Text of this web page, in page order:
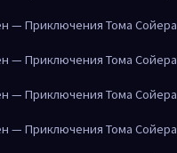
— Приключения Тома Сойера
— Приключения Тома Сойера
— Приключения Тома Сойера
— Приключения Тома Сойера